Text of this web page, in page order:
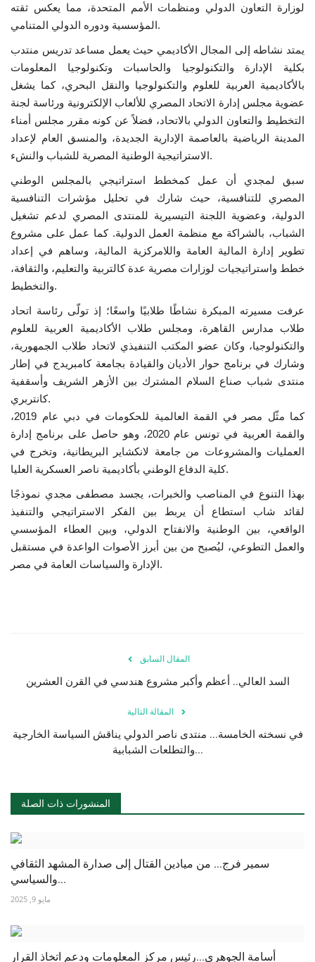
وثائق
الفيديوهات
الرعاة
الشركاء
Gallery
لغة
English Swahili español
French Arabic
لوزارة التعاون الدولي ومنظمات الأمم المتحدة، مما يعكس ثقته
المؤسسية ودوره الدولي المتنامي.
يمتد نشاطه إلى المجال الأكاديمي حيث يعمل مساعد تدريس منتدب
بكلية الإدارة والتكنولوجيا والحاسبات وتكنولوجيا المعلومات
بالأكاديمية العربية للعلوم والتكنولوجيا والنقل البحري، كما يشغل
عضوية مجلس إدارة الاتحاد المصري للألعاب الإلكترونية ورئاسة لجنة
التخطيط والتعاون الدولي بالاتحاد، فضلاً عن كونه مقرر مجلس أمناء
المدينة الرياضية بالعاصمة الإدارية الجديدة، والمنسق العام لإعداد
الاستراتيجية الوطنية المصرية للشباب والنشء.
سبق لمجدي أن عمل كمخطط استراتيجي بالمجلس الوطني
المصري للتنافسية، حيث شارك في تحليل مؤشرات التنافسية
الدولية، وعضوية اللجنة التيسيرية للمنتدى المصري لدعم تشغيل
الشباب، بالشراكة مع منظمة العمل الدولية. كما عمل على مشروع
تطوير إدارة المالية العامة واللامركزية المالية، وساهم في إعداد
خطط واستراتيجيات لوزارات مصرية عدة كالتربية والتعليم، والثقافة،
والتخطيط.
عرفت مسيرته المبكرة نشاطًا طلابيًا واسعًا؛ إذ تولّى رئاسة اتحاد
طلاب مدارس القاهرة، ومجلس طلاب الأكاديمية العربية للعلوم
والتكنولوجيا، وكان عضو المكتب التنفيذي لاتحاد طلاب الجمهورية،
وشارك في برنامج حوار الأديان والقيادة بجامعة كامبريدج في إطار
منتدى شباب صناع السلام المشترك بين الأزهر الشريف وأسقفية
كانتربري.
كما مثّل مصر في القمة العالمية للحكومات في دبي عام 2019،
والقمة العربية في تونس عام 2020، وهو حاصل على برنامج إدارة
العمليات والمشروعات من جامعة لانكشاير البريطانية، وتخرج في
كلية الدفاع الوطني بأكاديمية ناصر العسكرية العليا.
بهذا التنوع في المناصب والخبرات، يجسد مصطفى مجدي نموذجًا
لقائد شاب استطاع أن يربط بين الفكر الاستراتيجي والتنفيذ
الواقعي، بين الوطنية والانفتاح الدولي، وبين العطاء المؤسسي
والعمل التطوعي، ليُصبح من بين أبرز الأصوات الواعدة في مستقبل
الإدارة والسياسات العامة في مصر.
المقال السابق
السد العالي.. أعظم وأكبر مشروع هندسي في القرن العشرين
المقالة التالية
في نسخته الخامسة... منتدى ناصر الدولي يناقش السياسة الخارجية
والتطلعات الشبابية...
المنشورات ذات الصلة
سمير فرج... من ميادين القتال إلى صدارة المشهد الثقافي
والسياسي...
مايو 9, 2025
أسامة الجوهري...رئيس مركز المعلومات ودعم اتخاذ القرار